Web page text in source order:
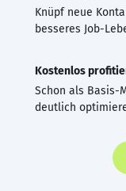
Knüpf neue
besseres Job-
Kostenlos
Schon als Basis-
deutlich